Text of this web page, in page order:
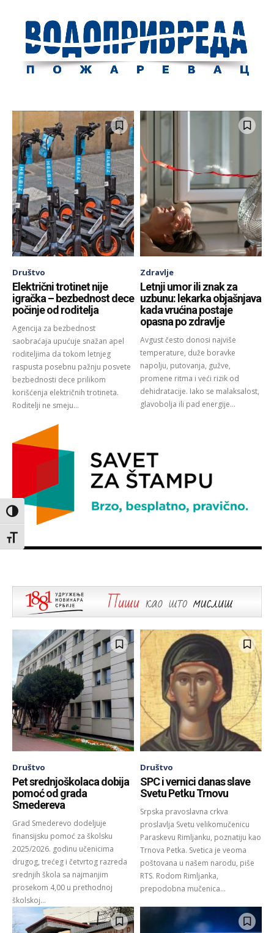
Toggle High Contrast
Toggle Font size
Društvo
Električni trotinet nije
igračka – bezbednost dece
počinje od roditelja
Agencija za bezbednost
saobraćaja upućuje snažan apel
roditeljima da tokom letnjeg
raspusta posebnu pažnju posvete
bezbednosti dece prilikom
korišćenja električnih trotineta.
Roditelji ne smeju...
Zdravlje
Letnji umor ili znak za
uzbunu: lekarka objašnjava
kada vrućina postaje
opasna po zdravlje
Avgust često donosi najviše
temperature, duže boravke
napolju, putovanja, gužve,
promene ritma i veći rizik od
dehidratacije. Iako se malaksalost,
glavobolja ili pad energije...
Društvo
Pet srednjoškolaca dobija
pomoć od grada
Smedereva
Grad Smederevo dodeljuje
finansijsku pomoć za školsku
2025/2026. godinu učenicima
drugog, trećeg i četvrtog razreda
srednjih škola sa najmanjim
prosekom 4,00 u prethodnoj
školskoj...
Društvo
SPC i vernici danas slave
Svetu Petku Trnovu
Srpska pravoslavna crkva
proslavlja Svetu velikomučenicu
Paraskevu Rimljanku, poznatiju kao
Trnova Petka. Svetica je veoma
poštovana u našem narodu, piše
RTS. Rodom Rimljanka,
prepodobna mučenica...